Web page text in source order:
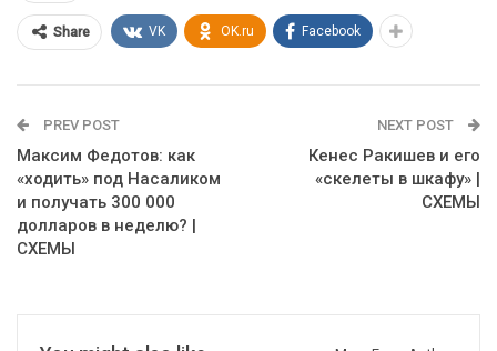
Share VK OK.ru Facebook
PREV POST
Максим Федотов: как
«ходить» под Насаликом
и получать 300 000
долларов в неделю? |
СХЕМЫ
NEXT POST
Кенес Ракишев и его
«скелеты в шкафу» |
СХЕМЫ